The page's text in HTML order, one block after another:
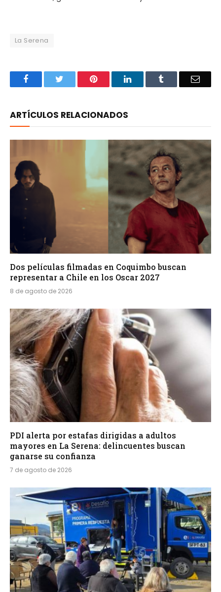
La Serena
Facebook Pinterest LinkedIn Email
ARTÍCULOS RELACIONADOS
Dos películas filmadas en Coquimbo buscan
representar a Chile en los Oscar 2027
8 de agosto de 2026
PDI alerta por estafas dirigidas a adultos
mayores en La Serena: delincuentes buscan
ganarse su confianza
7 de agosto de 2026